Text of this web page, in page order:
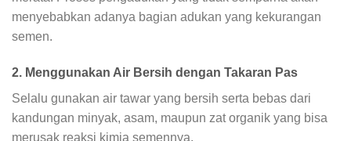
menyebabkan adanya bagian adukan yang kekurangan
semen.
2. Menggunakan Air Bersih dengan Takaran Pas
Selalu gunakan air tawar yang bersih serta bebas dari
kandungan minyak, asam, maupun zat organik yang bisa
merusak reaksi kimia semennya.